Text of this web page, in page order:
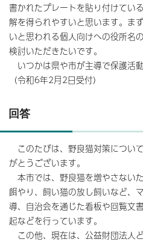
書かれたプレートを貼り付けてい
解を得られやすいと思います。ま
いと思われる個人向けへの役所名
検討いただきたいです。
いつかは県や市が主導で保護活
（令和6年2月2日受付）
回答
このたびは、野良猫対策につい
がとうございます。
本市では、野良猫を増やさない
餌やり、飼い猫の放し飼いなど、
導、自治会を通じた看板や回覧文
起などを行っています。
この他、現在は、公益財団法人